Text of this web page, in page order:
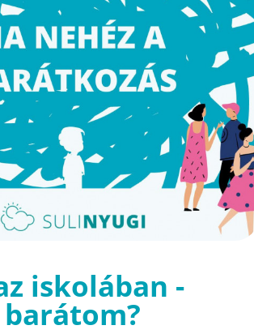
iskolában -
barátom?